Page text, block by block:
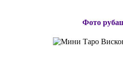
Фото